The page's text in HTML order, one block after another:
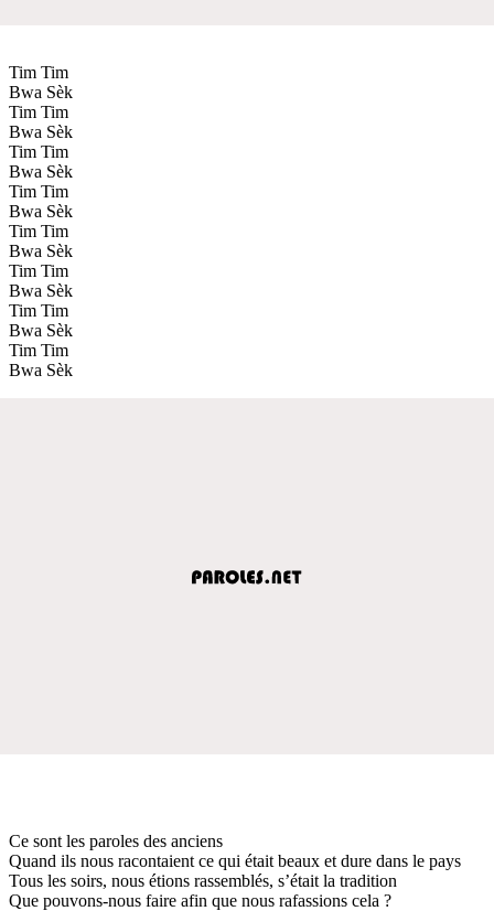
Tim Tim
Bwa Sèk
Tim Tim
Bwa Sèk
Tim Tim
Bwa Sèk
Tim Tim
Bwa Sèk
Tim Tim
Bwa Sèk
Tim Tim
Bwa Sèk
Tim Tim
Bwa Sèk
Tim Tim
Bwa Sèk
Ce sont les paroles des anciens
Quand ils nous racontaient ce qui était beaux et dure dans le pays
Tous les soirs, nous étions rassemblés, s’était la tradition
Que pouvons-nous faire afin que nous rafassions cela ?